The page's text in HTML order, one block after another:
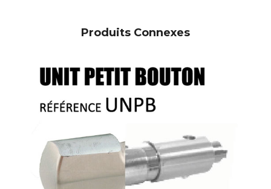
Produits Connexes